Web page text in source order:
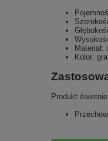
Kolor:
Produkt